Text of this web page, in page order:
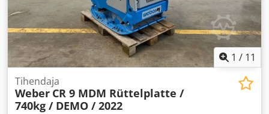
1 / 11
Tihendaja
Weber CR 9 MDM Rüttelplatte /
740kg / DEMO / 2022